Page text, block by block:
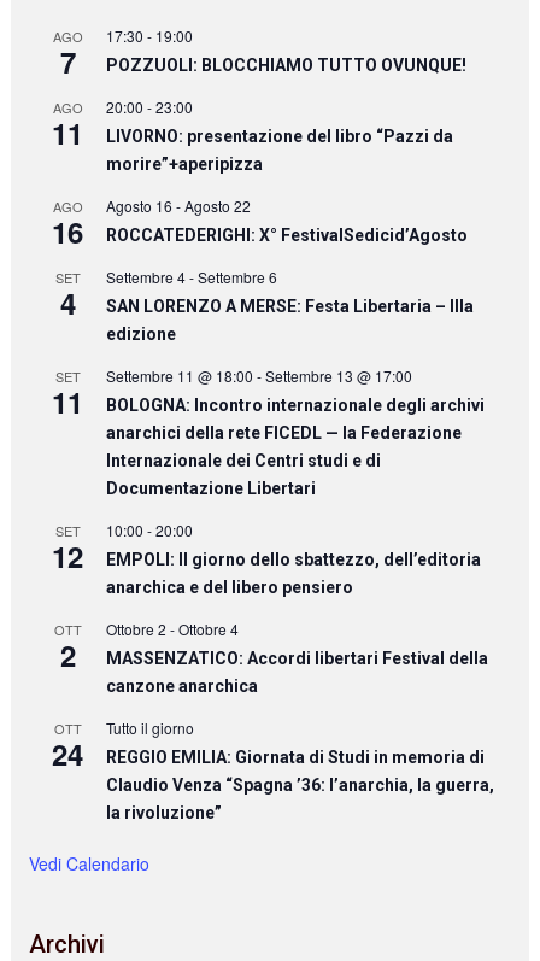
AGO
7
17:30 - 19:00
POZZUOLI: BLOCCHIAMO TUTTO OVUNQUE!
AGO
11
20:00 -23:00
LIVORNO: presentazione del libro “Pazzi da
morire”+aperipizza
AGO
16
Agosto 16 -Agosto 22
ROCCATEDERIGHI: X° FestivalSedicid’Agosto
SET
4
Settembre 4-Settembre 6
SAN LORENZO A MERSE: Festa Libertaria – IIIa
edizione
SET
11
Settembre 11 @ 18:00 -Settembre 13 @ 17:00
BOLOGNA: Incontro internazionale degli archivi
anarchici della rete FICEDL — la Federazione
Internazionale dei Centri studi e di
Documentazione Libertari
SET
12
10:00 -20:00
EMPOLI: Il giorno dello sbattezzo, dell’editoria
anarchica e del libero pensiero
OTT
2
Ottobre 2 -Ottobre 4
MASSENZATICO: Accordi libertari Festival della
canzone anarchica
OTT
24
Tutto il giorno
REGGIO EMILIA: Giornata di Studi in memoria di
Claudio Venza “Spagna ’36: l’anarchia, la guerra,
la rivoluzione”
Vedi Calendario
Archivi